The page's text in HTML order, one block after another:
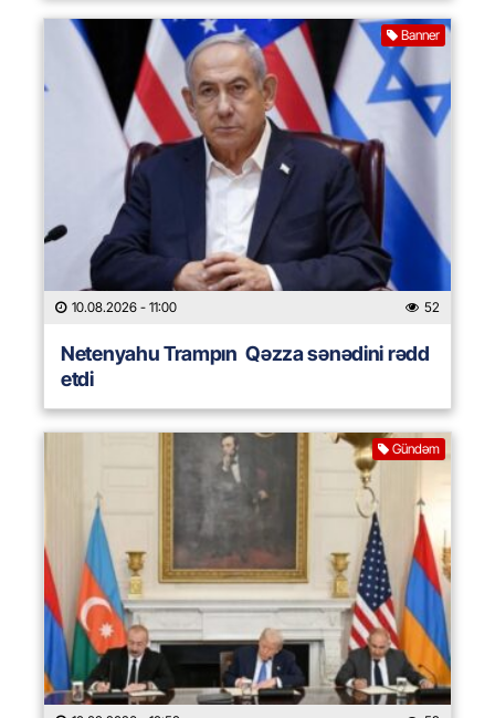
Banner
10.08.2026 - 11:00 52
Netenyahu Trampın Qəzza sənədini rədd
etdi
Gündəm